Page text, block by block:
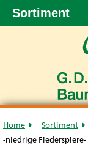
Home Sortiment
-niedrige Fiederspiere-
Sortiment